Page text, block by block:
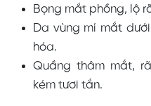
Bọng mắt phồng, lộ
Da vùng mí mắt
hóa.
Quầng thâm mắt,
kém tươi tắn.